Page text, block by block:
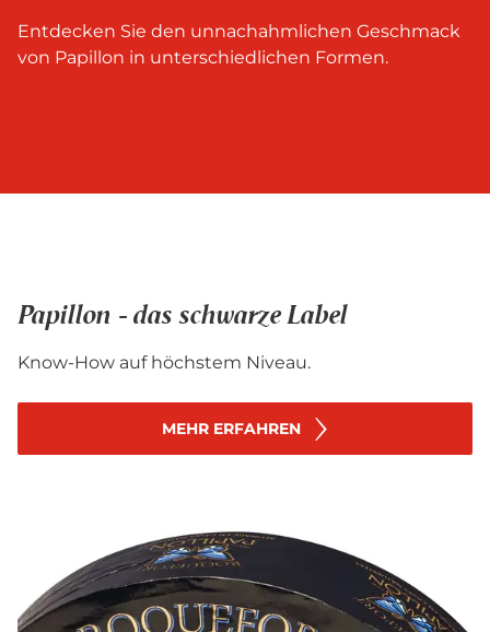
Entdecken Sie den unnachahmlichen Geschmack
von Papillon in unterschiedlichen Formen.
Papillon - das schwarze Label
Know-How auf höchstem Niveau.
MEHR ERFAHREN